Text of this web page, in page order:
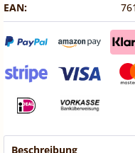
EAN:
Beschreibung